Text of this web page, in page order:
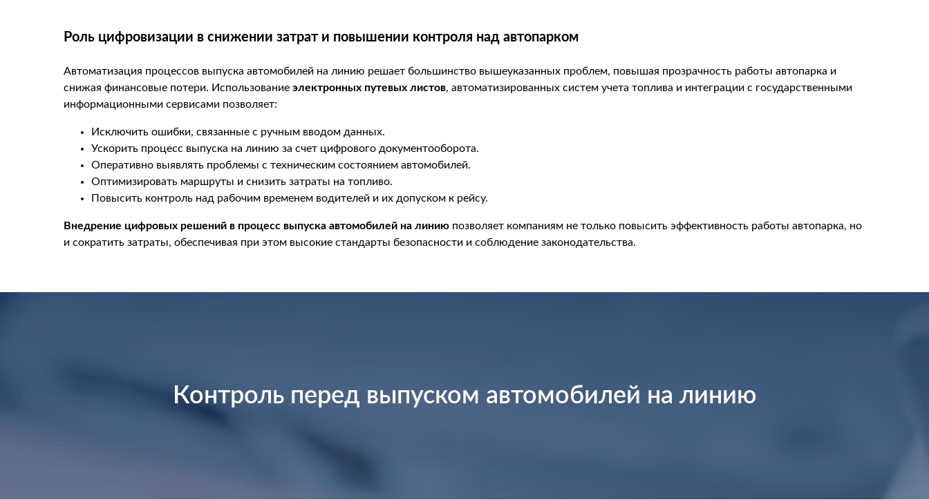
Роль цифровизации в снижении затрат и повышении контроля над автопарком
Автоматизация процессов выпуска автомобилей на линию решает большинство вышеуказанных проблем, повышая прозрачность работы автопарка и
снижая финансовые потери. Использование электронных путевых листов, автоматизированных систем учета топлива и интеграции с государственными
информационными сервисами позволяет:
Исключить ошибки, связанные с ручным вводом данных.
Ускорить процесс выпуска на линию за счет цифрового документооборота.
Оперативно выявлять проблемы с техническим состоянием автомобилей.
Оптимизировать маршруты и снизить затраты на топливо.
Повысить контроль над рабочим временем водителей и их допуском к рейсу.
Внедрение цифровых решений в процесс выпуска автомобилей на линию позволяет компаниям не только повысить эффективность работы автопарка, но
и сократить затраты, обеспечивая при этом высокие стандарты безопасности и соблюдение законодательства.
Контроль перед выпуском автомобилей на линию